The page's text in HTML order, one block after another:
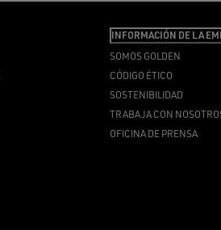
INFORMACIÓN DE LA
SOMOS GOLDEN
CÓDIGO ÉTICO
SOSTENIBILIDAD
TRABAJA CON
OFICINA DE PRENSA